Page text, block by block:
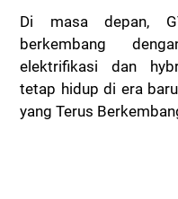
Di masa depan,
berkembang
elektrifikasi dan
tetap hidup di era
yang Terus